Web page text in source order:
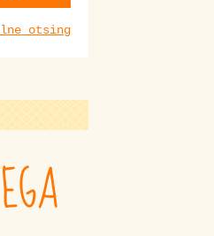
otsing